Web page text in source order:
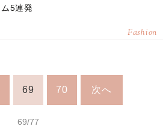
5連発
Fashion
69 70 次へ
69/77